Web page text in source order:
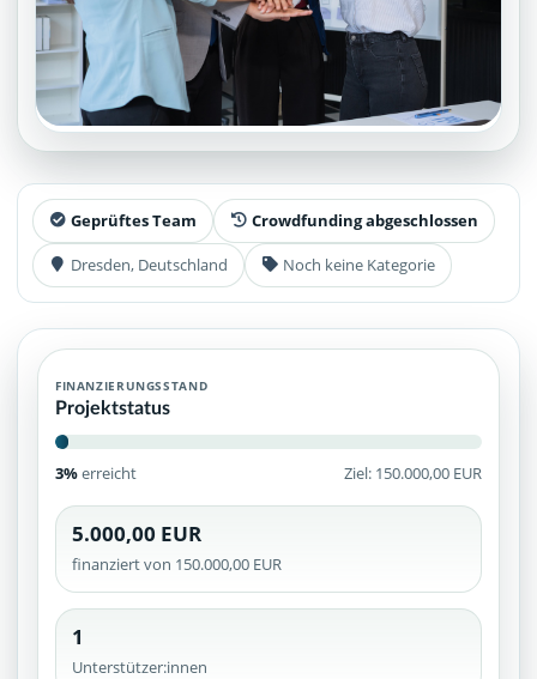
Geprüftes Team Crowdfunding abgeschlossen
Dresden, Deutschland Noch keine Kategorie
FINANZIERUNGSSTAND
Projektstatus
3%erreicht Ziel: 150.000,00 EUR
5.000,00 EUR
finanziert von 150.000,00 EUR
1
Unterstützer:innen